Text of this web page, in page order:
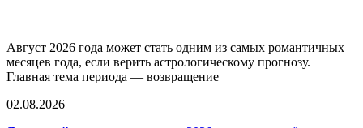
Август 2026 года может стать одним из самых романтичных
месяцев года, если верить астрологическому прогнозу.
Главная тема периода — возвращение
02.08.2026